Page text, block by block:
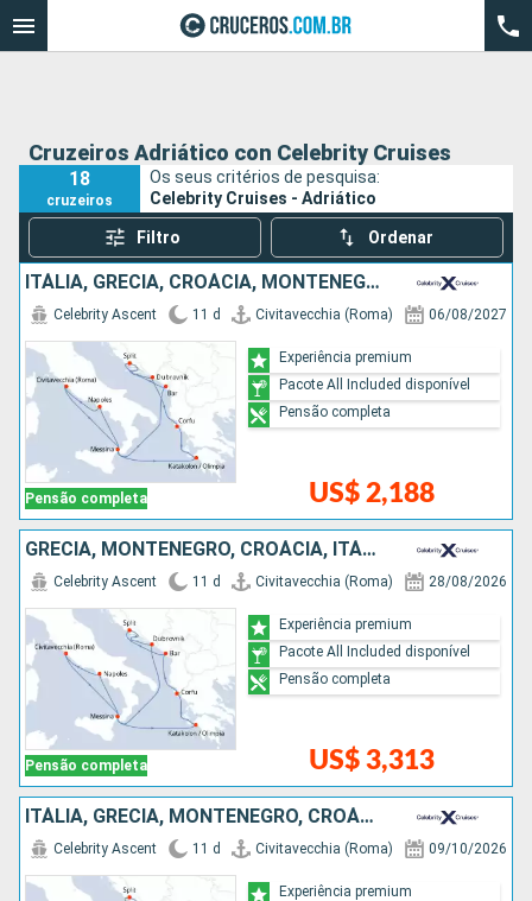
Cruzeiros Adriático con Celebrity Cruises
18
cruzeiros
Os seus critérios de pesquisa:
Celebrity Cruises - Adriático
Filtro Ordenar
ITÁLIA, GRÉCIA, CROÁCIA, MONTENEGRO
Pensão completa
Celebrity Ascent 11 d Civitavecchia (Roma) 06/08/2027
US$ 2,188
Experiência premium
Pacote All Included disponível
Pensão completa
GRÉCIA, MONTENEGRO, CROÁCIA, ITÁLIA
Pensão completa
Celebrity Ascent 11 d Civitavecchia (Roma) 28/08/2026
US$ 3,313
Experiência premium
Pacote All Included disponível
Pensão completa
ITÁLIA, GRÉCIA, MONTENEGRO, CROÁCIA
Celebrity Ascent 11 d Civitavecchia (Roma) 09/10/2026
Experiência premium